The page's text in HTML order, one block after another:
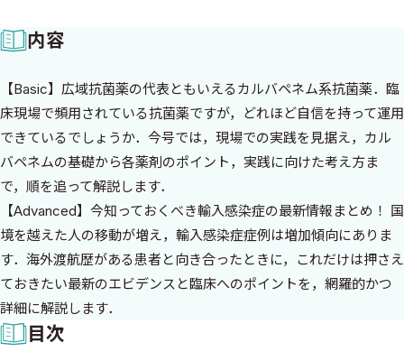
内容
【Basic】広域抗菌薬の代表ともいえるカルバペネム系抗菌薬．臨
床現場で頻用されている抗菌薬ですが，どれほど自信を持って運用
できているでしょうか．今号では，現場での実践を見据え，カル
バペネムの基礎から各薬剤のポイント，実践に向けた考え方ま
で，順を追って解説します．
【Advanced】今知っておくべき輸入感染症の最新情報まとめ！ 国
境を越えた人の移動が増え，輸入感染症症例は増加傾向にありま
す．海外渡航歴がある患者と向き合ったときに，これだけは押さえ
ておきたい最新のエビデンスと臨床へのポイントを，網羅的かつ
詳細に解説します．
目次